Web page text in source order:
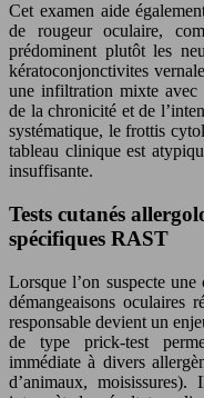
Cet examen aide
de rougeur oculaire,
prédominent plutôt les
kératoconjonctivites
une infiltration mixte avec
de la chronicité et de
systématique, le frottis
tableau clinique est
insuffisante.
Tests cutanés
spécifiques RAST
Lorsque l’on suspecte
démangeaisons oculaires
responsable devient un
de type prick-test
immédiate à divers
d’animaux,